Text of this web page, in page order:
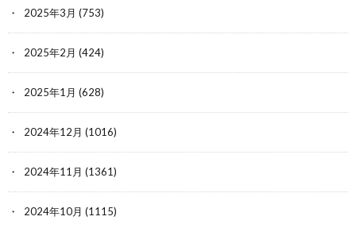
2025年3月 (753)
2025年2月 (424)
2025年1月 (628)
2024年12月 (1016)
2024年11月 (1361)
2024年10月 (1115)